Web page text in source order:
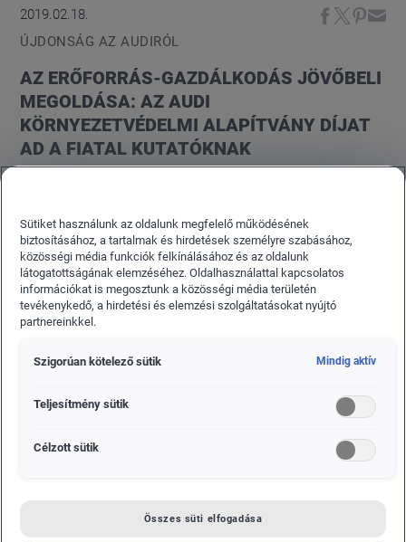
2019.02.18.
ÚJDONSÁG AZ AUDIRÓL
AZ ERŐFORRÁS-GAZDÁLKODÁS JÖVŐBELI
MEGOLDÁSA: AZ AUDI
KÖRNYEZETVÉDELMI ALAPÍTVÁNY DÍJAT
AD A FIATAL KUTATÓKNAK
Egyetemen, a Fenntartható Erőforrás-gazdálkodási
(SRM) díjjal. Az Audi Környezetvédelmi Alapítvány
nyolcadik alkalommal értékelte ilyen módon a
Fenntartható Erőforrás-menedzsment tanfolyam
kiemelkedő mestermunkáit. Az idei díjat Julia
Möbius és Sebastian Heinz kapta. Minden nyertes
Sütiket használunk az oldalunk megfelelő működésének
biztosításához, a tartalmak és hirdetések személyre szabásához,
közösségi média funkciók felkínálásához és az oldalunk
látogatottságának elemzéséhez. Oldalhasználattal kapcsolatos
információkat is megosztunk a közösségi média területén
tevékenykedő, a hirdetési és elemzési szolgáltatásokat nyújtó
partnereinkkel.
Szigorúan kötelező sütik Mindig aktív
Teljesítmény sütik
Célzott sütik
Összes süti elfogadása